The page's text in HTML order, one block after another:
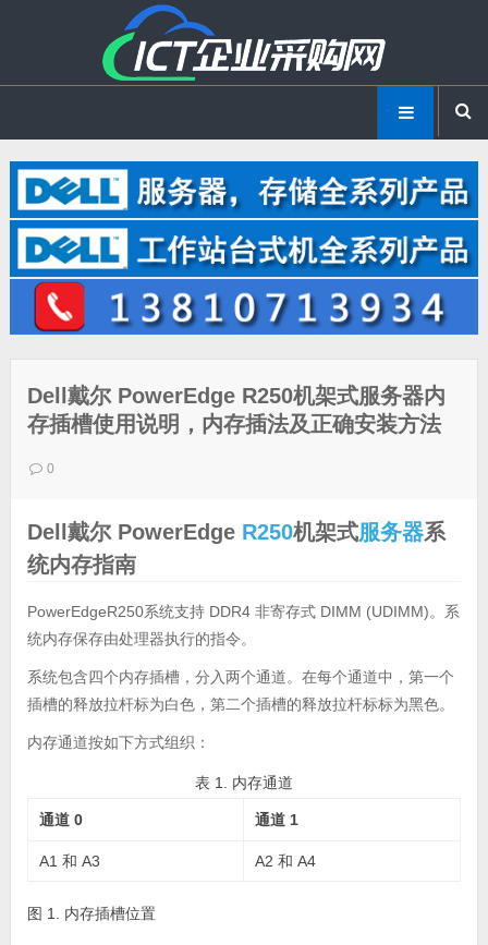
Dell戴尔 PowerEdge R250机架式服务器内
存插槽使用说明，内存插法及正确安装方法
0
Dell戴尔 PowerEdge R250机架式服务器系
统内存指南
PowerEdgeR250系统支持 DDR4 非寄存式 DIMM (UDIMM)。系
统内存保存由处理器执行的指令。
系统包含四个内存插槽，分入两个通道。在每个通道中，第一个
插槽的释放拉杆标为白色，第二个插槽的释放拉杆标标为黑色。
内存通道按如下方式组织：
表 1. 内存通道
通道 0 通道 1
A1 和 A3 A2 和 A4
图 1. 内存插槽位置